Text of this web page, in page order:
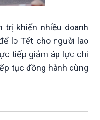
trị khiến nhiều doanh
lo Tết cho người lao
tiếp giảm áp lực chi
tục đồng hành cùng